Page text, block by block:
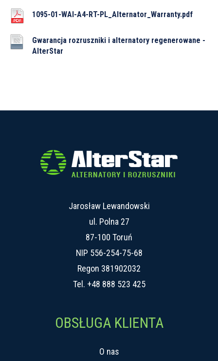
1095-01-WAI-A4-RT-PL_Alternator_Warranty.pdf
Gwarancja rozruszniki i alternatory regenerowane -
AlterStar
Jarosław Lewandowski
ul. Polna 27
87-100 Toruń
NIP 556-254-75-68
Regon 381902032
Tel. +48 888 523 425
OBSŁUGA KLIENTA
O nas